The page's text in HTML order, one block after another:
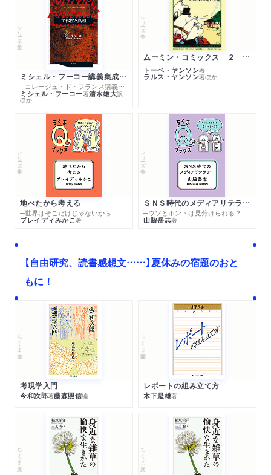
シリーズ・全集
ミシェル・フーコー講義集成１０ 主体性と真理
─コレージュ・ド・フランス講義１９８０－１９８１年度
ミシェル・フーコー著清水雄大訳
ほか
シリーズ・全集
ムーミン・コミックス ２ あこがれの遠い土地
トーベ・ヤンソン著
ラルス・ヤンソン著ほか
シリーズ・全集
地べたから考える
─世界はそこだけじゃないから
ブレイディみかこ著
シリーズ・全集
ＳＮＳ時代のメディアリテラシー
─ウソとホントは見分けられる？
山脇岳志著
【自由研究、読書感想文……】夏休みの宿題のおと
もに！
ちくま文庫
考現学入門
今和次郎著藤森照信編
ちくま学芸文庫
レポートの組み立て方
木下是雄著
ちくま文庫 ちくま文庫